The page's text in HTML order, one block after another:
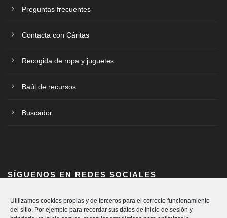
Utilizamos cookies propias y de terceros para el correcto funcionamiento
del sitio. Por ejemplo para recordar sus datos de inicio de sesión y
Preguntas frecuentes
Contacta con Cáritas
Recogida de ropa y juguetes
Baúl de recursos
Buscador
SÍGUENOS EN REDES SOCIALES